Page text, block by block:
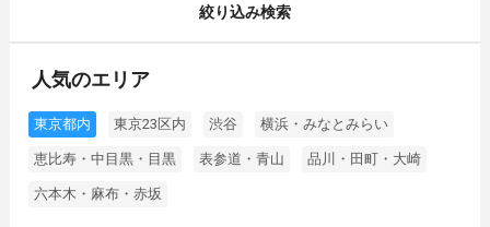
絞り込み検索
人気のエリア
東京都内 東京23区内 渋谷 横浜・みなとみらい
恵比寿・中目黒・目黒 表参道・青山 品川・田町・大崎
六本木・麻布・赤坂